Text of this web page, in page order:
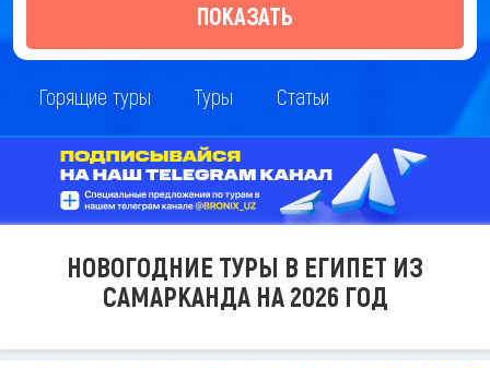
ПОКАЗАТЬ
Горящие туры Туры Статьи
НОВОГОДНИЕ ТУРЫ В ЕГИПЕТ ИЗ
САМАРКАНДА НА 2026 ГОД